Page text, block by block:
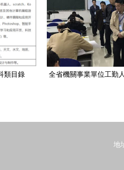
類目錄
全省機關事業單位工勤
地